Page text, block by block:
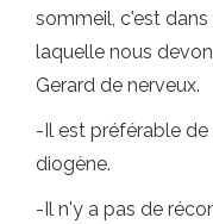
sommeil, c'est dans
laquelle nous
Gerard de nerveux.
-Il est préférable
diogène.
-Il n'y a pas de